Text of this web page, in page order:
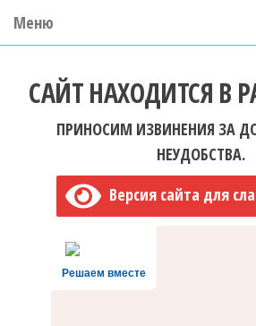
Меню
ГБУ ДО "Центр "Ладога"
САЙТ НАХОДИТСЯ В
ПРИНОСИМ ИЗВИНЕНИЯ ЗА
НЕУДОБСТВА.
Версия сайта для
Решаем вместе